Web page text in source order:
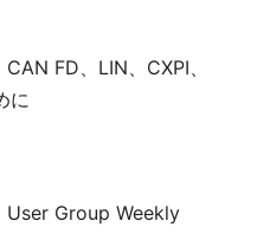
FD、LIN、CXPI、
に
Group Weekly